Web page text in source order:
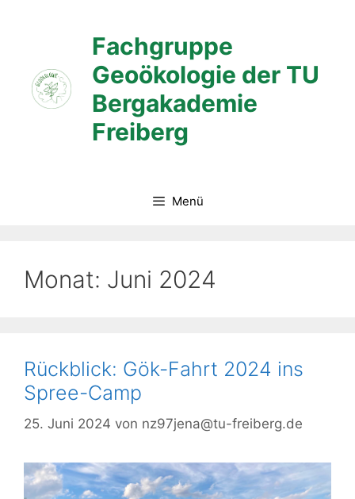
Fachgruppe
Geoökologie der TU
Bergakademie
Freiberg
Menü
Monat: Juni 2024
Rückblick: Gök-Fahrt 2024 ins
Spree-Camp
25. Juni 2024 von nz97jena@tu-freiberg.de